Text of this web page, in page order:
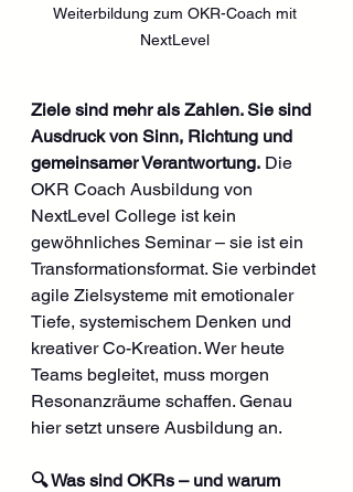
Weiterbildung zum OKR-Coach mit
NextLevel
Ziele sind mehr als Zahlen. Sie sind
Ausdruck von Sinn, Richtung und
gemeinsamer Verantwortung. Die
OKR Coach Ausbildung von
NextLevel College ist kein
gewöhnliches Seminar – sie ist ein
Transformationsformat. Sie verbindet
agile Zielsysteme mit emotionaler
Tiefe, systemischem Denken und
kreativer Co-Kreation. Wer heute
Teams begleitet, muss morgen
Resonanzräume schaffen. Genau
hier setzt unsere Ausbildung an.
🔍 Was sind OKRs – und warum